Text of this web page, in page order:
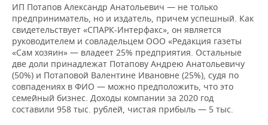
ИП Потапов Александр Анатольевич — не только
предприниматель, но и издатель, причем успешный. Как
свидетельствует «СПАРК-Интерфакс», он является
руководителем и совладельцем ООО «Редакция газеты
«Сам хозяин» — владеет 25% предприятия. Остальные
две доли принадлежат Потапову Андрею Анатольевичу
(50%) и Потаповой Валентине Ивановне (25%), судя по
совпадениях в ФИО — можно предположить, что это
семейный бизнес. Доходы компании за 2020 год
составили 958 тыс. рублей, чистая прибыль — 5 тыс.